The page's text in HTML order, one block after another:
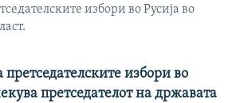
избори во Русија во
претседателските избори во
претседателот на државата